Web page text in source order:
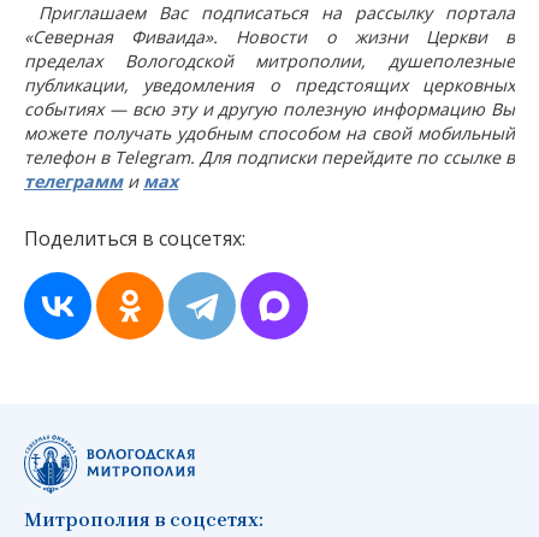
Приглашаем Вас подписаться на рассылку портала
«Северная Фиваида». Новости о жизни Церкви в
пределах Вологодской митрополии, душеполезные
публикации, уведомления о предстоящих церковных
событиях — всю эту и другую полезную информацию Вы
можете получать удобным способом на свой мобильный
телефон в Telegram. Для подписки перейдите по ссылке в
телеграмми мах
Поделиться в соцсетях:
Митрополия в соцсетях: